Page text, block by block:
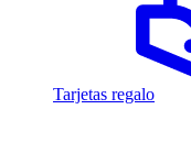
Tarjetas regalo